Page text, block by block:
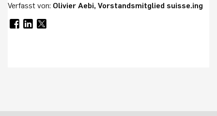
Verfasst von: Olivier Aebi, Vorstandsmitglied suisse.ing